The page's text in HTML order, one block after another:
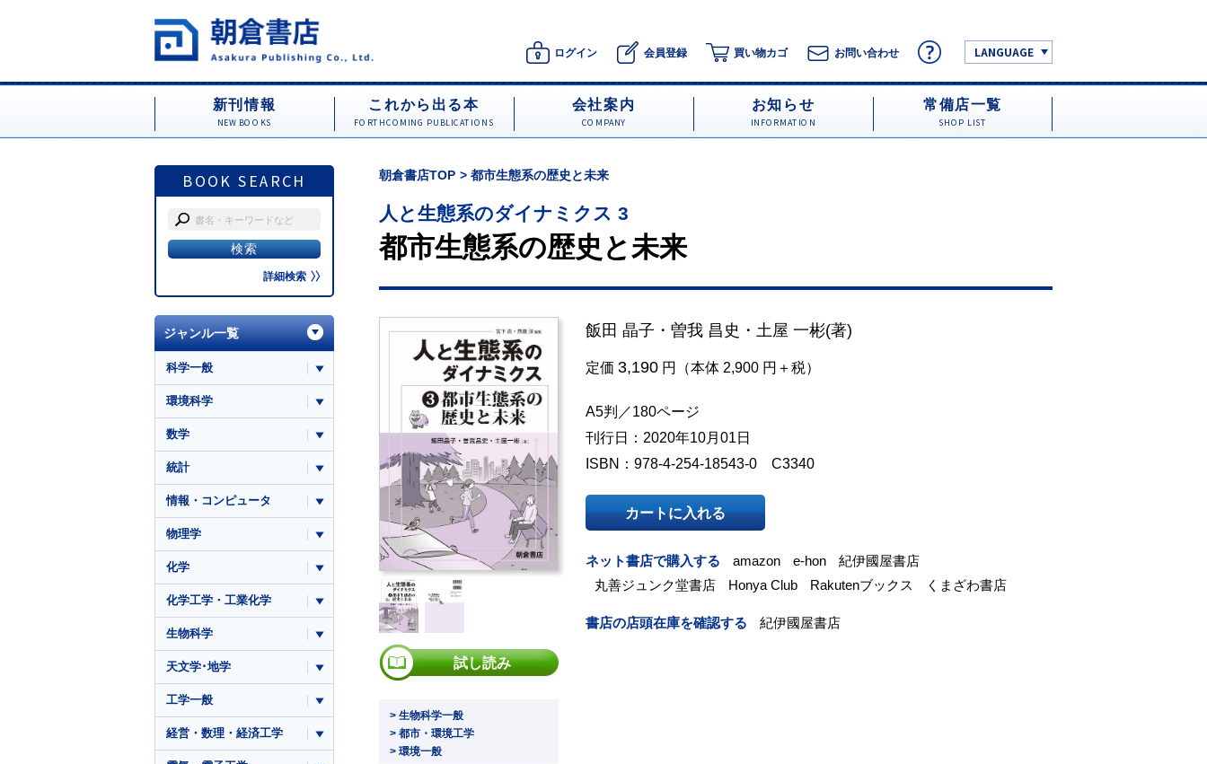
ログイン 会員登録 買い物カゴ お問い合わせ LANGUAGE
新刊情報
NEW BOOKS
これから出る本
FORTHCOMING PUBLICATIONS
会社案内
COMPANY
お知らせ
INFORMATION
常備店一覧
SHOP LIST
BOOK SEARCH
詳細検索
朝倉書店TOP 都市生態系の歴史と未来
人と生態系のダイナミクス 3
都市生態系の歴史と未来
試し読み
> 生物科学一般
> 都市・環境工学
> 環境一般
飯田 晶子 ・ 曽我 昌史 ・ 土屋 一彬(著)
定価 3,190 円（本体 2,900 円＋税）
A5判／180ページ
刊行日：2020年10月01日
ISBN：978-4-254-18543-0 C3340
カートに入れる
ネット書店で購入する amazon e-hon
紀伊國屋書店
丸善ジュンク堂書店
Honya Club Rakutenブックス くまざわ書店
書店の店頭在庫を確認する 紀伊國屋書店
ジャンル一覧
科学一般
環境科学
数学
統計
情報・コンピュータ
物理学
化学
化学工学・工業化学
生物科学
天文学･地学
工学一般
経営・数理・経済工学